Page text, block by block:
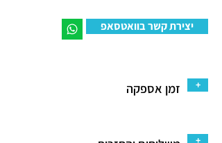
יצירת קשר בוואטסאפ
זמן אספקה +
+